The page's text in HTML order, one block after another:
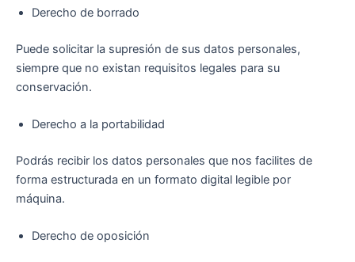
Derecho de borrado
Puede solicitar la supresión de sus datos personales,
siempre que no existan requisitos legales para su
conservación.
Derecho a la portabilidad
Podrás recibir los datos personales que nos facilites de
forma estructurada en un formato digital legible por
máquina.
Derecho de oposición